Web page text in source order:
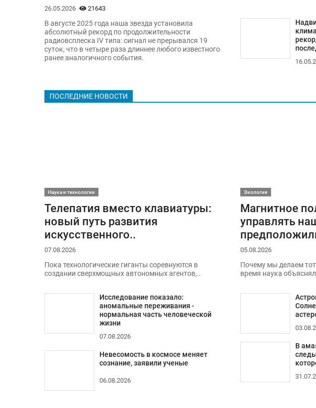
26.05.2026 21643
В августе 2025 года наша звезда установила
абсолютный рекорд по продолжительности
радиовсплеска IV типа: сигнал не прерывался 19
суток, что в четыре раза длиннее любого известного
ранее аналогичного события.
ПОСЛЕДНИЕ НОВОСТИ
Наука и технологии
Телепатия вместо клавиатуры:
новый путь развития
искусственного..
07.08.2026
Пока технологические гиганты соревнуются в
создании сверхмощных автономных агентов,..
Исследование показало:
аномальные переживания -
нормальная часть человеческой
жизни
07.08.2026
Невесомость в космосе меняет
сознание, заявили ученые
06.08.2026
Экология
Магнитное
управлять
05.08.2026
Почему мы делаем
время наука
В